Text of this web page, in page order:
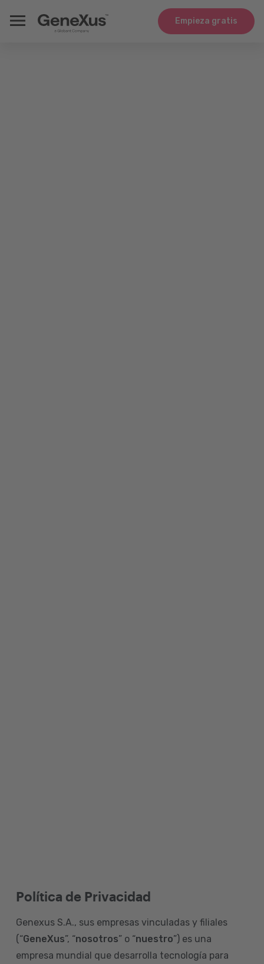
Empieza gratis
Política de Privacidad
Genexus S.A., sus empresas vinculadas y filiales
(“GeneXus”, “nosotros” o “nuestro”) es una
empresa mundial que desarrolla tecnología para